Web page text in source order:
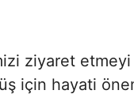
ziyaret
için hayati